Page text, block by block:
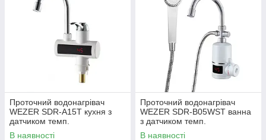
Проточний водонагрівач
WEZER SDR-A15T кухня з
датчиком темп.
В наявності
Проточний водонагрівач
WEZER SDR-B05WST ванна
з датчиком темп.
В наявності